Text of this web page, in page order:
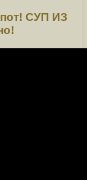
СУП ИЗ